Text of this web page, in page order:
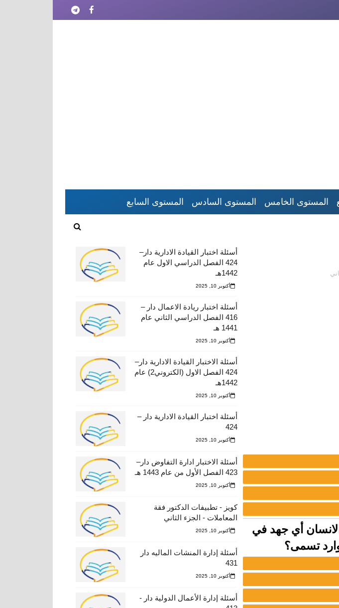
المستوى الخامس المستوى السادس المستوى السابع
الانسان أي جهد في
تسمى؟
أسئلة اختبار القيادة الادارية دار–
424 الفصل الدراسي الاول عام
1442هـ
أكتوبر 10, 2025
أسئلة اختبار ريادة الاعمال دار –
416 الفصل الدراسي الثاني عام
1441 هـ
أكتوبر 10, 2025
أسئلة الاختبار القيادة الادارية دار–
424 الفصل الاول (الكتروني2) عام
1442هـ
أكتوبر 10, 2025
أسئلة اختبار القيادة الادارية دار –
424
أكتوبر 10, 2025
أسئلة الاختبار ادارة التفاوض دار–
423 الفصل الأول من عام 1443 هـ
أكتوبر 10, 2025
كويز - تطبيفات الدكتور فقة
المعاملات - الجزء الثاني
أكتوبر 10, 2025
أسئلة إدارة المنشات الماليه دار
431
أكتوبر 10, 2025
أسئلة إدارة الأعمال الدولية دار -